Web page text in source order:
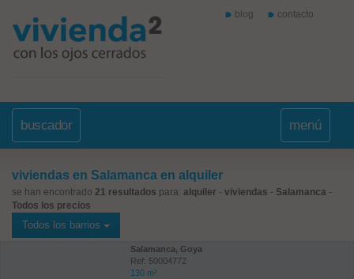
blog contacto
buscador menú
viviendas en Salamanca en alquiler
se han encontrado 21 resultados para: alquiler - viviendas - Salamanca -
Todos los precios
Todos los barrios
Salamanca, Goya
Ref: 50004772
130 m²